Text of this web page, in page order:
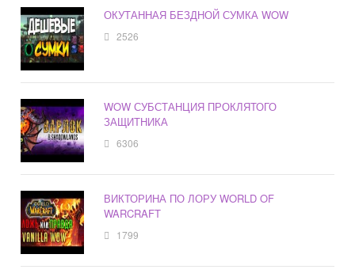
ОКУТАННАЯ БЕЗДНОЙ СУМКА WOW
2526
WOW СУБСТАНЦИЯ ПРОКЛЯТОГО
ЗАЩИТНИКА
6306
ВИКТОРИНА ПО ЛОРУ WORLD OF
WARCRAFT
1799